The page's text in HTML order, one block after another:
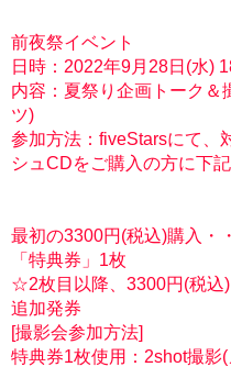
前夜祭イベント
日時：2022年9月28日(水)
内容：夏祭り企画トーク＆
ツ)
参加方法：fiveStarsにて、
シュCDをご購入の方に下
最初の3300円(税込)購入・
「特典券」1枚
☆2枚目以降、3300円(税込
追加発券
[撮影会参加方法]
特典券1枚使用：2shot撮影